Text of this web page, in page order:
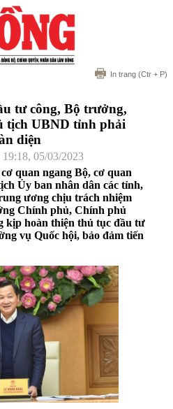
In trang (Ctr + P)
tư công, Bộ trưởng,
tịch UBND tỉnh phải
diện
05/03/2023
quan ngang Bộ, cơ quan
Ủy ban nhân dân các tỉnh,
ương chịu trách nhiệm
Chính phủ, Chính phủ
kịp hoàn thiện thủ tục đầu tư
vụ Quốc hội, bảo đảm tiến